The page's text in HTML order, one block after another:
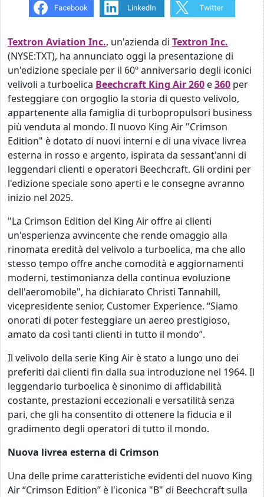
Textron Aviation Inc., un'azienda di Textron Inc.
(NYSE:TXT), ha annunciato oggi la presentazione di
un'edizione speciale per il 60º anniversario degli iconici
velivoli a turboelica Beechcraft King Air 260 e360 per
festeggiare con orgoglio la storia di questo velivolo,
appartenente alla famiglia di turbopropulsori business
più venduta al mondo. Il nuovo King Air "Crimson
Edition" è dotato di nuovi interni e di una vivace livrea
esterna in rosso e argento, ispirata da sessant'anni di
leggendari clienti e operatori Beechcraft. Gli ordini per
l'edizione speciale sono aperti e le consegne avranno
inizio nel 2025.
"La Crimson Edition del King Air offre ai clienti
un'esperienza avvincente che rende omaggio alla
rinomata eredità del velivolo a turboelica, ma che allo
stesso tempo offre anche comodità e aggiornamenti
moderni, testimonianza della continua evoluzione
dell'aeromobile", ha dichiarato Christi Tannahill,
vicepresidente senior, Customer Experience. “Siamo
onorati di poter festeggiare un aereo prestigioso,
amato da così tanti clienti in tutto il mondo”.
Il velivolo della serie King Air è stato a lungo uno dei
preferiti dai clienti fin dalla sua introduzione nel 1964. Il
leggendario turboelica è sinonimo di affidabilità
costante, prestazioni eccezionali e versatilità senza
pari, che gli ha consentito di ottenere la fiducia e il
gradimento degli operatori di tutto il mondo.
Nuova livrea esterna di Crimson
Una delle prime caratteristiche evidenti del nuovo King
Air “Crimson Edition” è l'iconica "B" di Beechcraft sulla